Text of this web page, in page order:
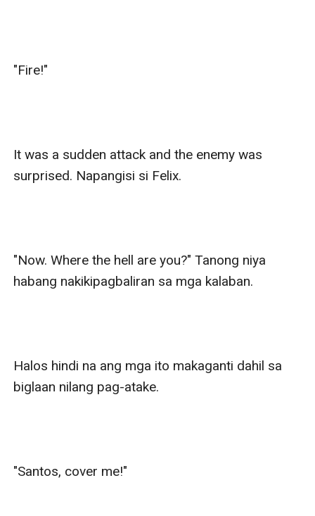
"Fire!"
It was a sudden attack and the enemy was
surprised. Napangisi si Felix.
"Now. Where the hell are you?" Tanong niya
habang nakikipagbaliran sa mga kalaban.
Halos hindi na ang mga ito makaganti dahil sa
biglaan nilang pag-atake.
"Santos, cover me!"